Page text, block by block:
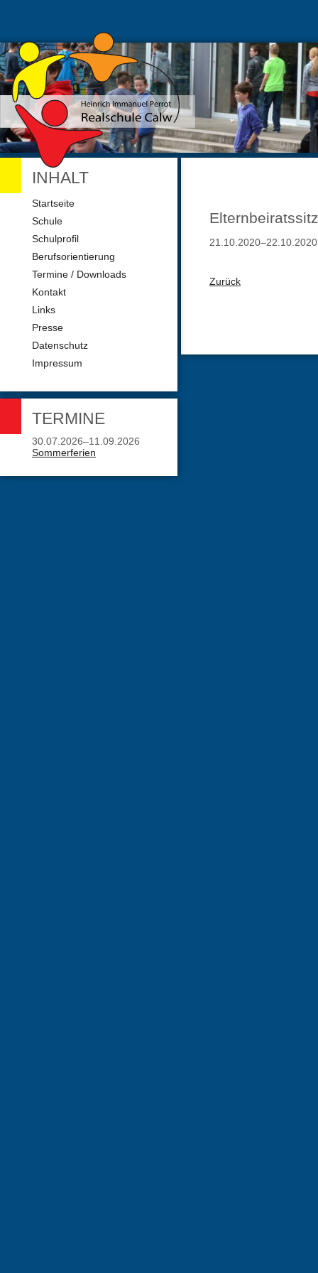
21.10.2020–22.10.2020
Zurück
INHALT
Navigation
Startseite
Schule
Schulprofil
Berufsorientierung
Termine / Downloads
Kontakt
Links
Presse
Datenschutz
Impressum
TERMINE
30.07.2026–11.09.2026
Sommerferien